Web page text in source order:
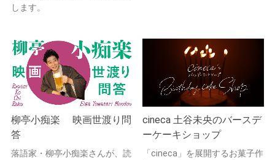
します。
柳亭小痴楽 映画世渡り問
答
落語家・柳亭小痴楽さんが、読
cineca 土谷未央のバースデ
ーケーキショップ
「cineca」を展開するお菓子作